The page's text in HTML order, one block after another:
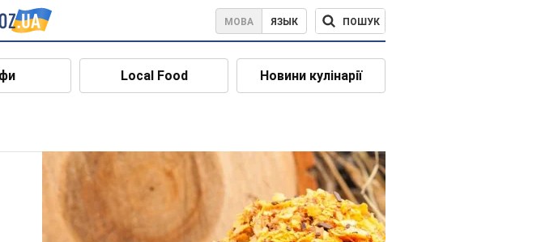
МОВА ЯЗЫК ПОШУК
Local Food Новини кулінарії